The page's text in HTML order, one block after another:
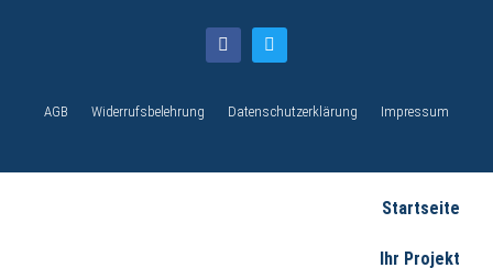
AGB Widerrufsbelehrung Datenschutzerklärung Impressum
Startseite
Ihr Projekt